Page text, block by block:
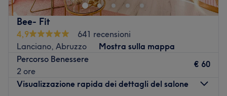
Bee- Fit
4,9
641 recensioni
Lanciano, Abruzzo
Mostra sulla mappa
Percorso Benessere
2 ore
€ 60
Visualizzazione rapida dei dettagli del salone